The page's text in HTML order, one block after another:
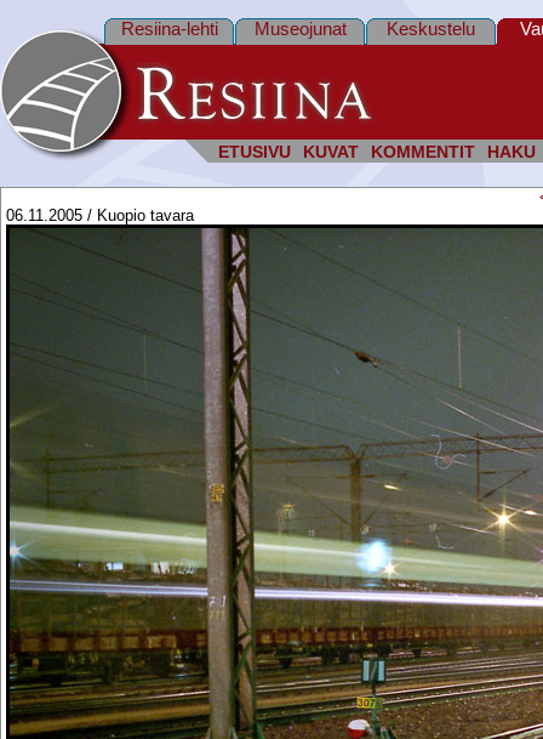
ETUSIVU KUVAT KOMMENTIT HAKU
Resiina-lehti Museojunat Keskustelu
06.11.2005 / Kuopio tavara